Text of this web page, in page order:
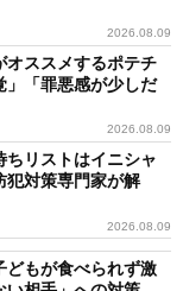
2026.08.09
オススメするポテチ
」「罪悪感が少しだ
2026.08.09
リストはイニシャ
犯対策専門家が解
2026.08.09
もが食べられず激